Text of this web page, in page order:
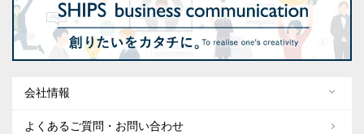
会社情報
よくあるご質問・お問い合わせ